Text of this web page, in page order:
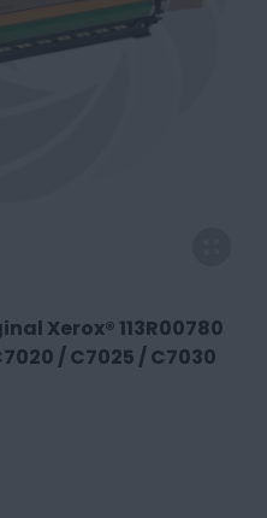
Xerox® 113R00780
/ C7025 / C7030